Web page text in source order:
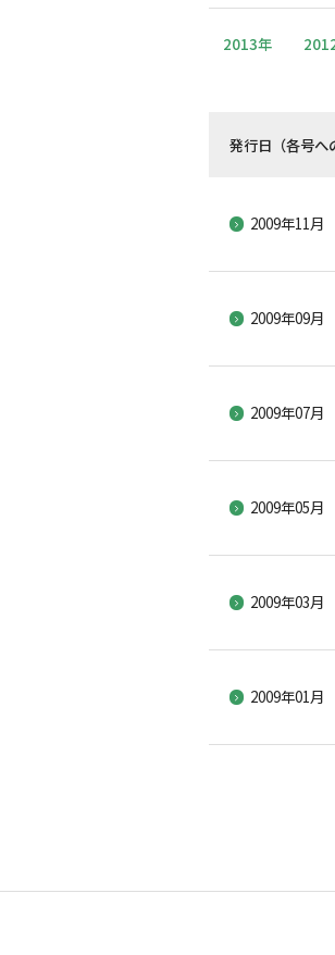
2013年
発行日（各号へ
2009年11月
2009年09月
2009年07月
2009年05月
2009年03月
2009年01月